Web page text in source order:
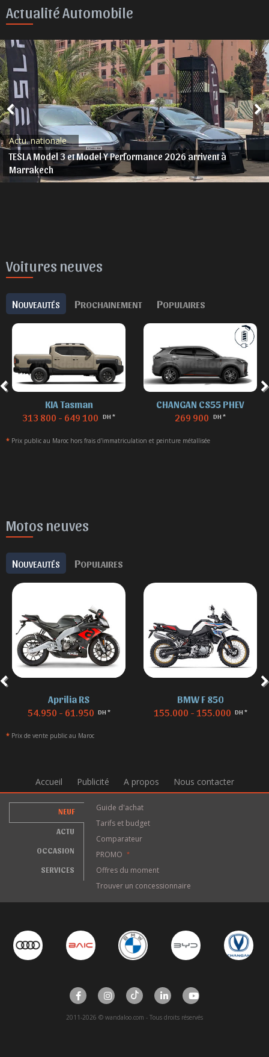
Actualité Automobile
Actu. nationale
TESLA Model 3 et Model Y Performance 2026 arrivent à
Marrakech
Voitures neuves
NOUVEAUTÉS PROCHAINEMENT POPULAIRES
KIA Tasman
313 800 - 649 100 DH *
CHANGAN CS55 PHEV
269 900 DH *
* Prix public au Maroc hors frais d'immatriculation et peinture métallisée
Motos neuves
NOUVEAUTÉS POPULAIRES
Aprilia RS
54.950 - 61.950 DH *
BMW F 850
155.000 - 155.000 DH *
* Prix de vente public au Maroc
Accueil Publicité A propos Nous contacter
NEUF
ACTU
OCCASION
SERVICES
Guide d'achat
Tarifs et budget
Comparateur
PROMO
*
Offres du moment
Trouver un concessionnaire
2011-2026 © wandaloo.com - Tous droits réservés